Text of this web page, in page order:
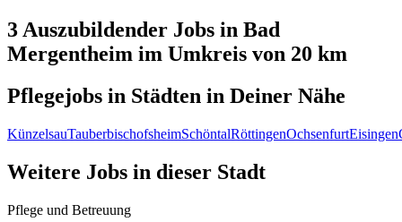
3 Auszubildender Jobs in Bad
Mergentheim im Umkreis von 20 km
Pflegejobs in Städten in Deiner Nähe
KünzelsauTauberbischofsheimSchöntalRöttingenOchsenfurtEisingen
Weitere Jobs in dieser Stadt
Pflege und Betreuung